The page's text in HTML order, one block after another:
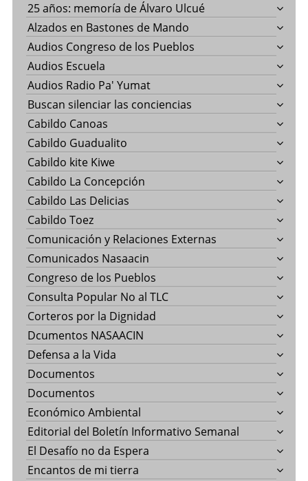
25 años: memoría de Álvaro Ulcué
Alzados en Bastones de Mando
Audios Congreso de los Pueblos
Audios Escuela
Audios Radio Pa' Yumat
Buscan silenciar las conciencias
Cabildo Canoas
Cabildo Guadualito
Cabildo kite Kiwe
Cabildo La Concepción
Cabildo Las Delicias
Cabildo Toez
Comunicación y Relaciones Externas
Comunicados Nasaacin
Congreso de los Pueblos
Consulta Popular No al TLC
Corteros por la Dignidad
Dcumentos NASAACIN
Defensa a la Vida
Documentos
Documentos
Económico Ambiental
Editorial del Boletín Informativo Semanal
El Desafío no da Espera
Encantos de mi tierra